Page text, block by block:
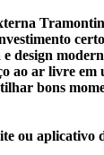
design
ao ar livre em
bons
ou aplicativo